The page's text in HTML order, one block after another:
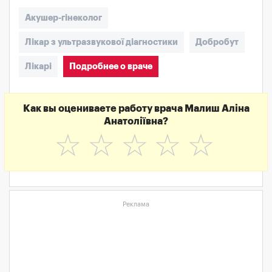
Акушер-гінеколог
Лікар з ультразвукової діагностики Добробут
Лікарі Подробнее о враче
Как вы оцениваете работу врача Малиш Аліна
Анатоліївна?
☆
☆
☆
☆
☆
Реклама